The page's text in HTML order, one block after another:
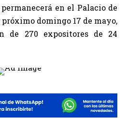
en el Palacio de
domingo 17 de mayo,
de 270 expositores de 24